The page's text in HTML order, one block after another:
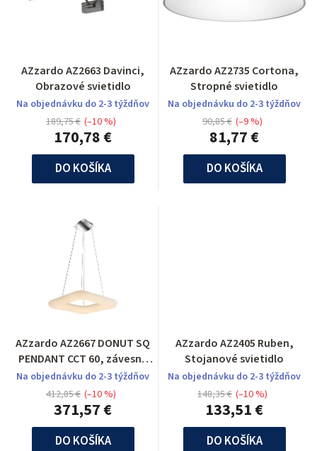
AZzardo AZ2663 Davinci,
Obrazové svietidlo
Na objednávku do 2-3 týždňov
170,78 €
189,75 € (–10 %)
DO KOŠÍKA
AZzardo AZ2735 Cortona,
Stropné svietidlo
Na objednávku do 2-3 týždňov
81,77 €
90,85 € (–9 %)
DO KOŠÍKA
AZzardo AZ2667 DONUT SQ
PENDANT CCT 60, závesné
svietidlo
Na objednávku do 2-3 týždňov
371,57 €
412,85 € (–10 %)
DO KOŠÍKA
AZzardo AZ2405 Ruben,
Stojanové svietidlo
Na objednávku do 2-3 týždňov
133,51 €
148,35 € (–10 %)
DO KOŠÍKA